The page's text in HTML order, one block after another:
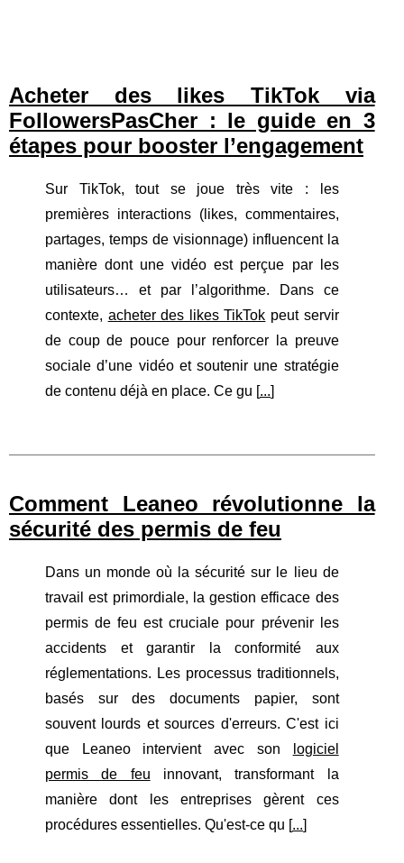
Acheter des likes TikTok via
FollowersPasCher : le guide en 3
étapes pour booster l’engagement
Sur TikTok, tout se joue très vite : les
premières interactions (likes, commentaires,
partages, temps de visionnage) influencent la
manière dont une vidéo est perçue par les
utilisateurs… et par l’algorithme. Dans ce
contexte, acheter des likes TikTok peut servir
de coup de pouce pour renforcer la preuve
sociale d’une vidéo et soutenir une stratégie
de contenu déjà en place. Ce gu [...]
Comment Leaneo révolutionne la
sécurité des permis de feu
Dans un monde où la sécurité sur le lieu de
travail est primordiale, la gestion efficace des
permis de feu est cruciale pour prévenir les
accidents et garantir la conformité aux
réglementations. Les processus traditionnels,
basés sur des documents papier, sont
souvent lourds et sources d'erreurs. C'est ici
que Leaneo intervient avec son
logiciel
permis de feu innovant, transformant la
manière dont les entreprises gèrent ces
procédures essentielles. Qu'est-ce qu [...]